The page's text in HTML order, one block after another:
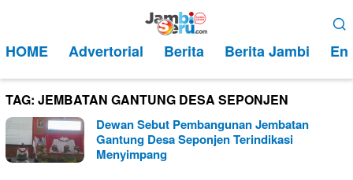
kontenMobile
HOME Advertorial Berita Berita Jambi
TAG: JEMBATAN GANTUNG DESA SEPONJEN
Dewan Sebut Pembangunan Jembatan
Gantung Desa Seponjen Terindikasi
Menyimpang